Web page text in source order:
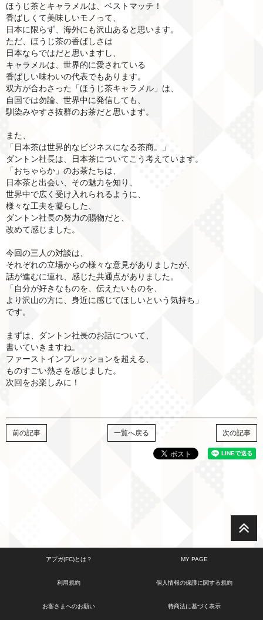
ほうじ茶とキャラメルは、ベストマッチ！
香ばしくて美味しいモノって、
日本に限らず、海外にも沢山あると思います。
ただ、ほうじ茶の香ばしさは
日本ならではだと思いますし、
キャラメルは、世界的に愛されている
香ばしい味わいの代表でもあります。
双方が合わさった「ほうじ茶キャラメル」は、
自国では勿論、世界中に発信しても、
馴染みやすさ抜群のお茶だと思います。
また、
「日本茶は世界的なビジネスになる茶商。」
ダントン社長は、日本茶についてこう考えています。
「おちゃらか」のお茶たちは、
日本茶と出会い、その魅力を知り、
世界中で広く受け入れられるように、
様々な工夫を凝らした、
ダントン社長の努力の賜物だと、
改めて感じました。
今回の三人の対談は、
それぞれの立場からの様々な意見がありましたが、
話が進むに連れ、感じた共通点がありました。
「自分が好きなものを、伝えたいものを、
より沢山の方に、身近に感じてほしいという気持ち」
です。
まずは、ダントン社長のお話について、
書いていきますね。
ファーストインプレッションを超える、
ものすごい熱さを感じました。
次回をお楽しみに！
次の記事
一覧へ戻る
前の記事
アプガ(FC)とは？ MY PAGE
利用規約 個人情報の保護に関する規約
お客さまへのお願い 特商法に基づく表示